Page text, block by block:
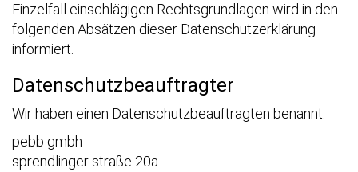
Einzelfall einschlägigen Rechtsgrundlagen wird in den
folgenden Absätzen dieser Datenschutzerklärung
informiert.
Datenschutz­beauftragter
Wir haben einen Datenschutzbeauftragten benannt.
pebb gmbh
sprendlinger straße 20a